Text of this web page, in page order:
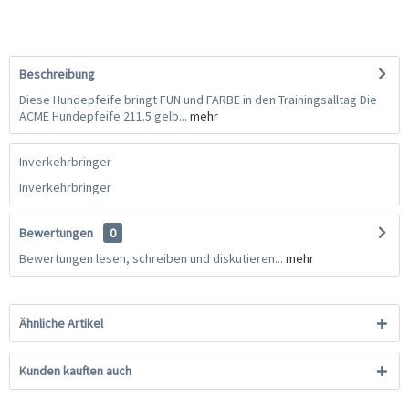
Beschreibung
Diese Hundepfeife bringt FUN und FARBE in den Trainingsalltag Die
ACME Hundepfeife 211.5 gelb... mehr
Inverkehrbringer
Inverkehrbringer
Bewertungen
0
Bewertungen lesen, schreiben und diskutieren... mehr
Ähnliche Artikel
Kunden kauften auch